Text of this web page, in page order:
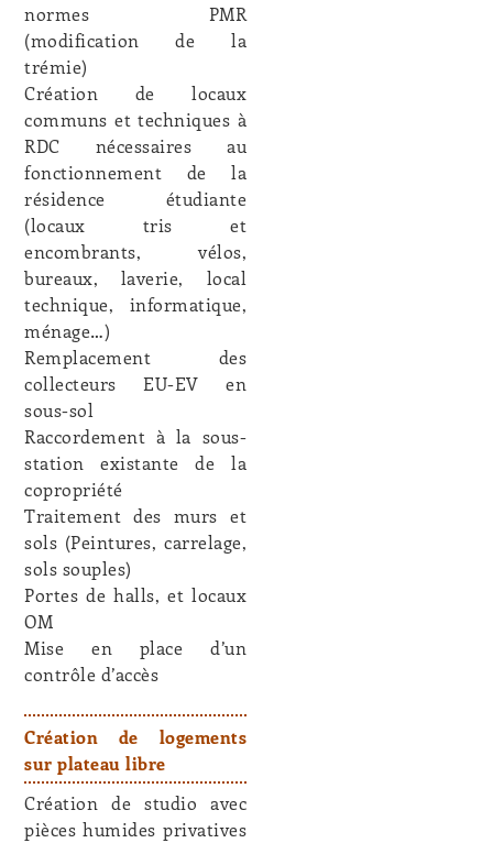
normes PMR
(modification de la
trémie)
Création de locaux
communs et techniques à
RDC nécessaires au
fonctionnement de la
résidence étudiante
(locaux tris et
encombrants, vélos,
bureaux, laverie, local
technique, informatique,
ménage…)
Remplacement des
collecteurs EU-EV en
sous-sol
Raccordement à la sous-
station existante de la
copropriété
Traitement des murs et
sols (Peintures, carrelage,
sols souples)
Portes de halls, et locaux
OM
Mise en place d’un
contrôle d’accès
Création de logements
sur plateau libre
Création de studio avec
pièces humides privatives